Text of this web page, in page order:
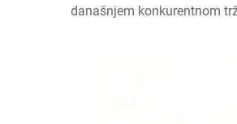
današnjem konkurentnom